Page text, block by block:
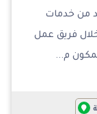
من خدمات
خلال فريق عمل
م...